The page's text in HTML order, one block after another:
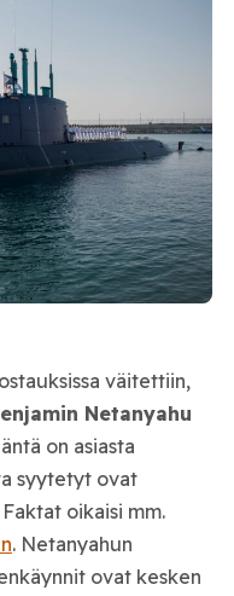
väitettiin,
Netanyahu
on asiasta
syytetyt ovat
oikaisi mm.
. Netanyahun
ovat kesken